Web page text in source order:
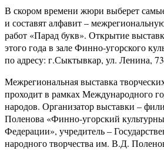
В скором времени жюри выберет
и составят алфавит –
работ «Парад букв». Открытие
этого года в зале Финно-угорского
по адресу: г.Сыктывкар, ул. Ленина,
Межрегиональная выставка
проходит в рамках Международного
народов. Организатор выставки –
Поленова «Финно-угорский
Федерации», учредитель –
народного творчества им. В.Д.